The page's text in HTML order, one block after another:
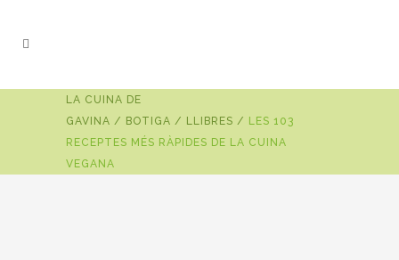
LA CUINA DE
GAVINA / BOTIGA / LLIBRES / LES 103
RECEPTES MÉS RÀPIDES DE LA CUINA
VEGANA